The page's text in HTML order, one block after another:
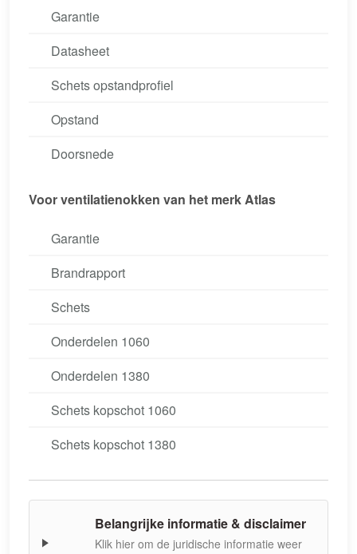
Garantie
Datasheet
Schets opstandprofiel
Opstand
Doorsnede
Voor ventilatienokken van het merk Atlas
Garantie
Brandrapport
Schets
Onderdelen 1060
Onderdelen 1380
Schets kopschot 1060
Schets kopschot 1380
Belangrijke informatie & disclaimer
Klik hier om de juridische informatie weer